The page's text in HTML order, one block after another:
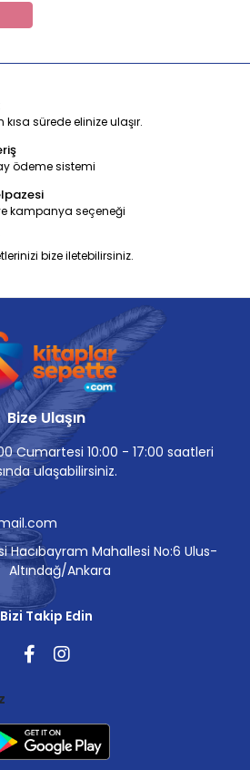
kısa sürede elinize ulaşır.
ödeme sistemi
kampanya seçeneği
bize iletebilirsiniz.
Bize Ulaşın
Cumartesi 10:00 - 17:00 saatleri
ulaşabilirsiniz.
Hacıbayram Mahallesi No:6 Ulus-
Altındağ/Ankara
Bizi Takip Edin